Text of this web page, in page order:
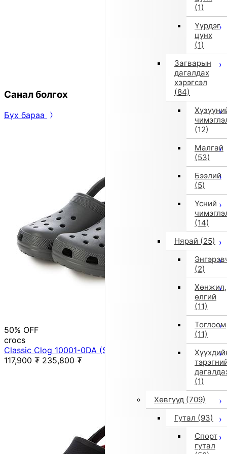
(1)
Үүрдэг
цүнх
(1)
Загварын
дагалдах
хэрэгсэл
(84)
(12)
Малгай
(53)
Бээлий
(5)
Үсний
(14)
Нярай (25)
(2)
Хөнжил,
өлгий
(11)
Тоглоом
(11)
(1)
Хөвгүүд (709)
Гутал (93)
Спорт
гутал
Санал болгох
Бүх бараа
50% OFF
crocs
Classic Clog 10001-0DA (SltGry)
117,900 ₮ 235,800 ₮